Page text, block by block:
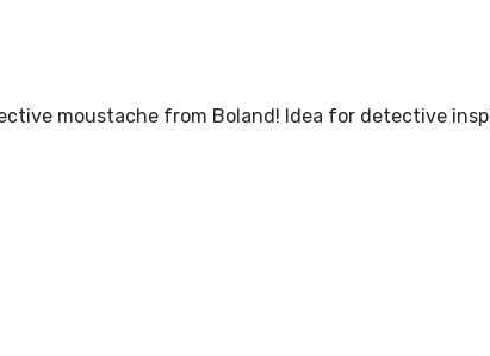
moustache from Boland! Idea for detective